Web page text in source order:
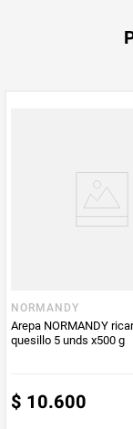
NORMANDY
Arepa NORMANDY
quesillo 5 unds x500 g
$ 10.600